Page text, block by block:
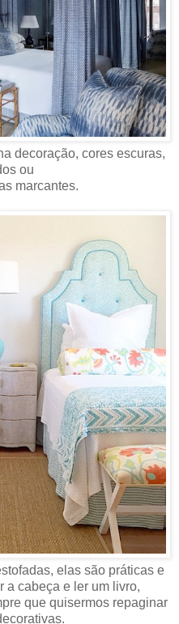
decoração, cores escuras,
ou
marcantes.
elas são práticas e
a cabeça e ler um livro,
que quisermos repaginar